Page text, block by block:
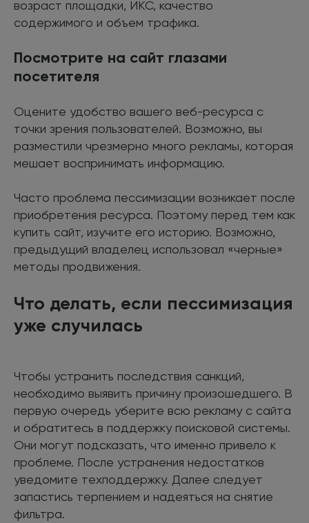
возраст площадки, ИКС, качество
содержимого и объем трафика.
Посмотрите на сайт глазами
посетителя
Оцените удобство вашего веб-ресурса с
точки зрения пользователей. Возможно, вы
разместили чрезмерно много рекламы, которая
мешает воспринимать информацию.
Часто проблема пессимизации возникает после
приобретения ресурса. Поэтому перед тем как
купить сайт, изучите его историю. Возможно,
предыдущий владелец использовал «черные»
методы продвижения.
Что делать, если пессимизация
уже случилась
Чтобы устранить последствия санкций,
необходимо выявить причину произошедшего. В
первую очередь уберите всю рекламу с сайта
и обратитесь в поддержку поисковой системы.
Они могут подсказать, что именно привело к
проблеме. После устранения недостатков
уведомите техподдержку. Далее следует
запастись терпением и надеяться на снятие
фильтра.